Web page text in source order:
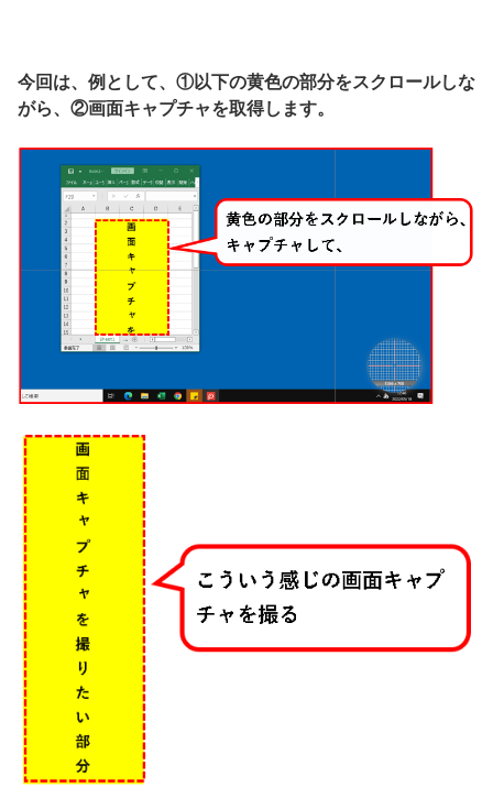
今回は、例として、①以下の黄色の部分をスクロールしな
がら、②画面キャプチャを取得します。